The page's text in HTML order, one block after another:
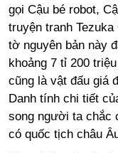
gọi Cậu bé robot,
truyện tranh
tờ nguyên bản này
khoảng 7 tỉ 200
cũng là vật đấu giá
Danh tính chi tiết
song người ta chắc
có quốc tịch châu